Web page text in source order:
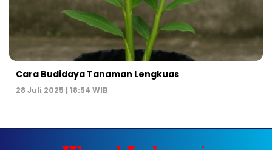
Cara Budidaya Tanaman Lengkuas
28 Juli 2025 | 18:54 WIB